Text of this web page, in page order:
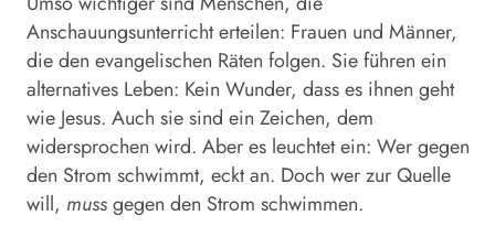
Anschauungsunterricht erteilen: Frauen und Männer,
die den evangelischen Räten folgen. Sie führen ein
alternatives Leben: Kein Wunder, dass es ihnen geht
wie Jesus. Auch sie sind ein Zeichen, dem
widersprochen wird. Aber es leuchtet ein: Wer gegen
den Strom schwimmt, eckt an. Doch wer zur Quelle
will, mussgegen den Strom schwimmen.